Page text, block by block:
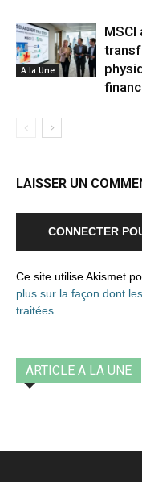
A la Une
LAISSER UN
CONNECTER
Ce site utilise Akismet
plus sur la façon dont
traitées
ARTICLE A LA UNE